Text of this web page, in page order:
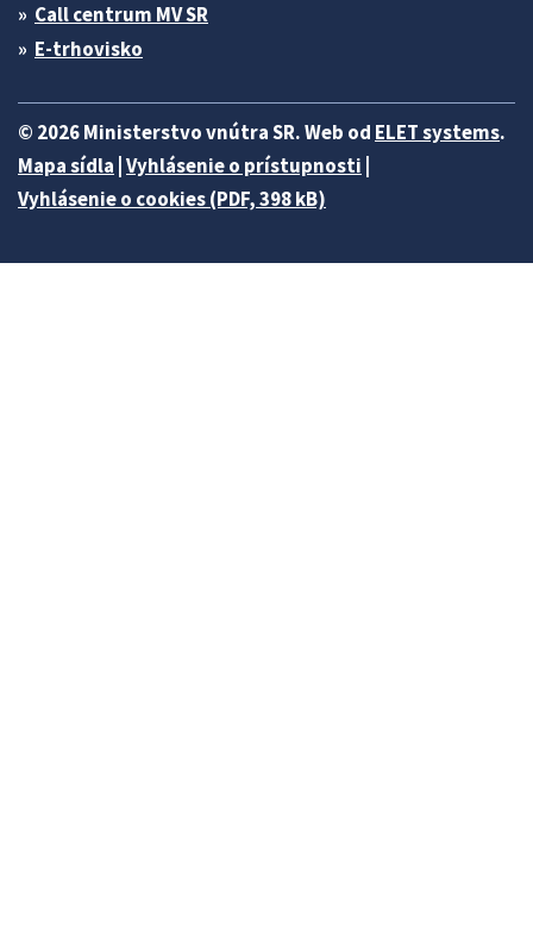
Call centrum MV SR
E-trhovisko
© 2026 Ministerstvo vnútra SR. Web od ELET systems.
Mapa sídla Vyhlásenie o prístupnosti
Vyhlásenie o cookies (PDF, 398 kB)